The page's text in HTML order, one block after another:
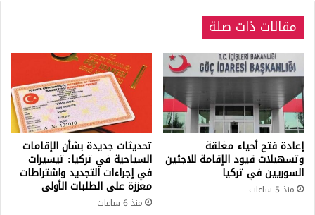
مقالات ذات صلة
إعادة فتح أحياء مغلقة
وتسهيلات قيود الإقامة للاجئين
السوريين في تركيا
منذ 5 ساعات
تحديثات جديدة بشأن الإقامات
السياحية في تركيا: تيسيرات
في إجراءات التجديد واشتراطات
معززة على الطلبات الأولى
منذ 6 ساعات